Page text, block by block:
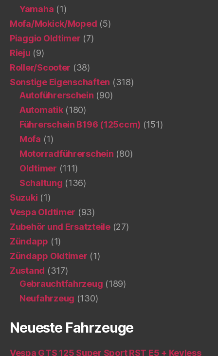
Yamaha (1)
Mofa/Mokick/Moped (5)
Piaggio Oldtimer (7)
Rieju (9)
Roller/Scooter (38)
Sonstige Eigenschaften (318)
Autoführerschein (90)
Automatik(180)
Führerschein B196 (125ccm) (151)
Mofa (1)
Motorradführerschein (80)
Oldtimer (111)
Schaltung (136)
Suzuki (1)
Vespa Oldtimer (93)
Zubehör und Ersatzteile(27)
Zündapp (1)
Zündapp Oldtimer (1)
Zustand (317)
Gebrauchtfahrzeug (189)
Neufahrzeug (130)
Neueste Fahrzeuge
Vespa GTS 125 Super Sport RST E5 + Keyless